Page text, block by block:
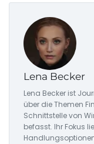
Lena Becker
Lena Becker ist
über die Themen
Schnittstelle von
befasst. Ihr Fokus